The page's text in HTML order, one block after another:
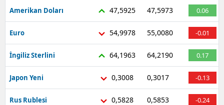
Samsun
Siirt
Sinop
Sivas
Tekirdağ
Amerikan Doları 47,5925 47,5973 0.06
Euro 54,9978 55,0080 -0.01
İngiliz Sterlini 64,1963 64,2190 0.17
Japon Yeni 0,3008 0,3017 -0.13
Rus Rublesi 0,5828 0,5853 -0.24